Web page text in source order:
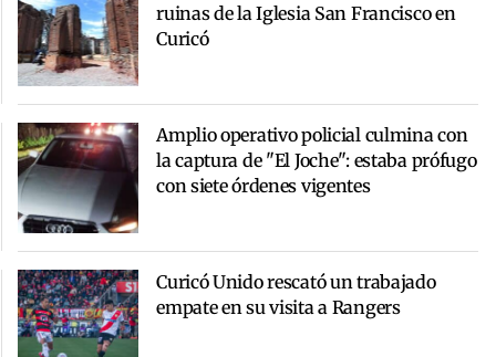
ruinas de la Iglesia San Francisco en
Curicó
Amplio operativo policial culmina con
la captura de "El Joche": estaba prófugo
con siete órdenes vigentes
Curicó Unido rescató un trabajado
empate en su visita a Rangers